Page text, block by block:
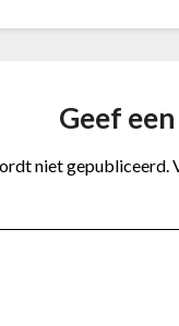
Geef
niet gepubliceerd.